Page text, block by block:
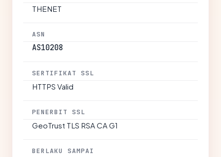
THENET
ASN
AS10208
SERTIFIKAT SSL
HTTPS Valid
PENERBIT SSL
GeoTrust TLS RSA CA G1
BERLAKU SAMPAI